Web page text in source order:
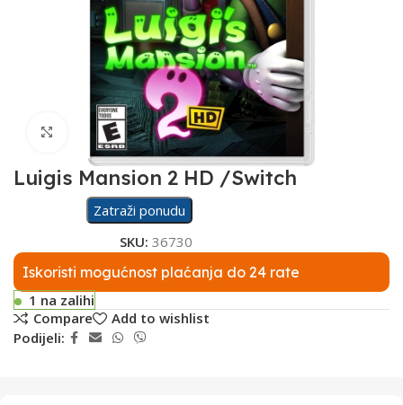
Click to enlarge
Luigis Mansion 2 HD /Switch
Zatraži ponudu
SKU: 36730
Iskoristi mogućnost plaćanja do 24 rate
1 na zalihi
Compare
Add to wishlist
Podijeli: